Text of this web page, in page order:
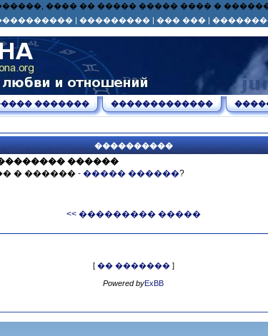
���� �� ����� ����� ���� �
| ��������� | ��� ��� |
������� �������������
����������
������
� ������ - ����� ������?
<< ��������� �����
[ �� �������]
Powered byExBB